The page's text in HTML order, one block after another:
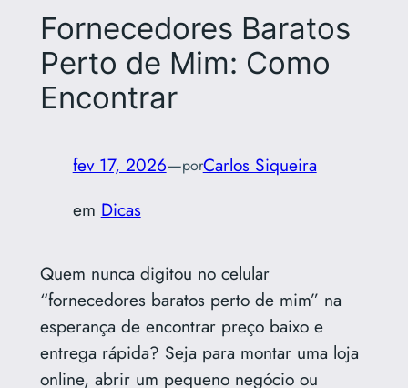
Fornecedores Baratos
Perto de Mim: Como
Encontrar
fev 17, 2026—porCarlos Siqueira
em Dicas
Quem nunca digitou no celular
“fornecedores baratos perto de mim” na
esperança de encontrar preço baixo e
entrega rápida? Seja para montar uma loja
online, abrir um pequeno negócio ou